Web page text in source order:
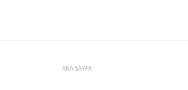
ANA SAYFA